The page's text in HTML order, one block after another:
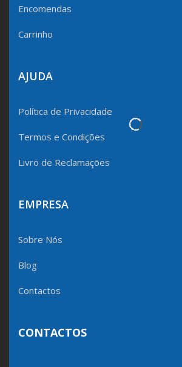
Encomendas
Carrinho
AJUDA
Política de Privacidade
Termos e Condições
Livro de Reclamações
EMPRESA
Sobre Nós
Blog
Contactos
CONTACTOS